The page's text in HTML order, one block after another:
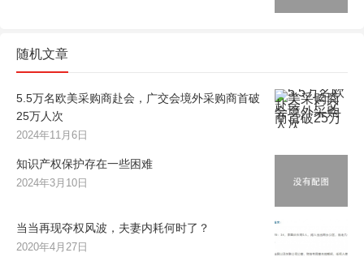
随机文章
5.5万名欧美采购商赴会，广交会境外采购商首破
25万人次
2024年11月6日
知识产权保护存在一些困难
2024年3月10日
当当再现夺权风波，夫妻内耗何时了？
2020年4月27日